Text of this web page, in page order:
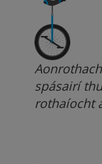
spásairí
rothaíocht